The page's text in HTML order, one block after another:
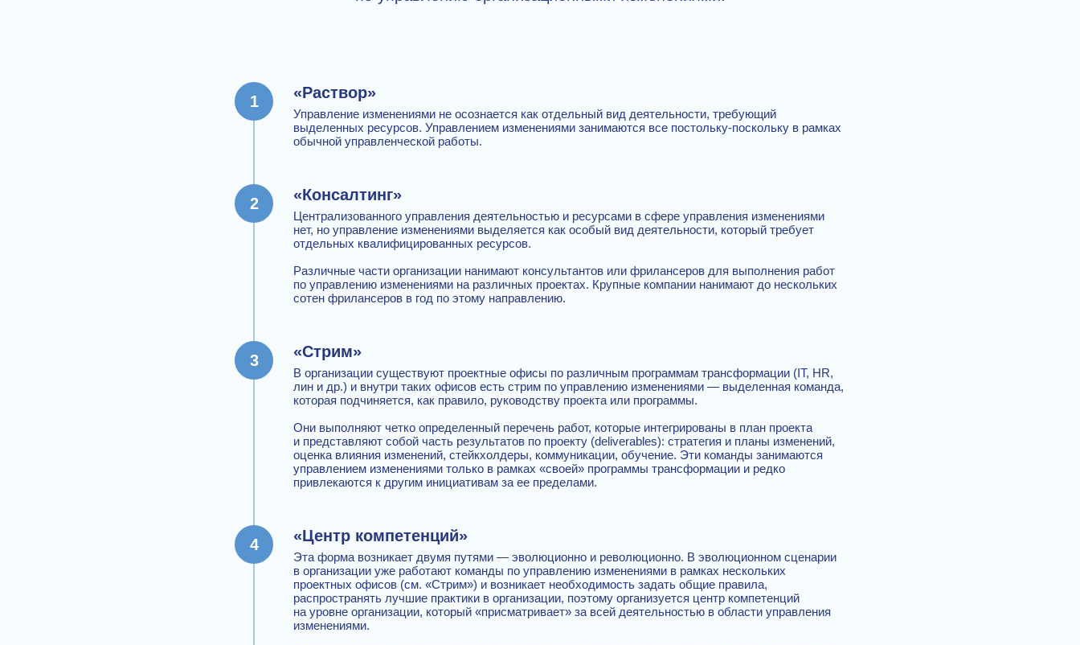
«Раствор»
Управление изменениями не осознается как отдельный вид деятельности, требующий
выделенных ресурсов. Управлением изменениями занимаются все постольку-поскольку в рамках
обычной управленческой работы.
«Консалтинг»
Централизованного управления деятельностью и ресурсами в сфере управления изменениями
нет, но управление изменениями выделяется как особый вид деятельности, который требует
отдельных квалифицированных ресурсов.
Различные части организации нанимают консультантов или фрилансеров для выполнения работ
по управлению изменениями на различных проектах. Крупные компании нанимают до нескольких
сотен фрилансеров в год по этому направлению.
«Стрим»
В организации существуют проектные офисы по различным программам трансформации (IT, HR,
лин и др.) и внутри таких офисов есть стрим по управлению изменениями — выделенная команда,
которая подчиняется, как правило, руководству проекта или программы.
Они выполняют четко определенный перечень работ, которые интегрированы в план проекта
и представляют собой часть результатов по проекту (deliverables): стратегия и планы изменений,
оценка влияния изменений, стейкхолдеры, коммуникации, обучение. Эти команды занимаются
управлением изменениями только в рамках «своей» программы трансформации и редко
привлекаются к другим инициативам за ее пределами.
«Центр компетенций»
Эта форма возникает двумя путями — эволюционно и революционно. В эволюционном сценарии
в организации уже работают команды по управлению изменениями в рамках нескольких
проектных офисов (см. «Стрим») и возникает необходимость задать общие правила,
распространять лучшие практики в организации, поэтому организуется центр компетенций
на уровне организации, который «присматривает» за всей деятельностью в области управления
изменениями.